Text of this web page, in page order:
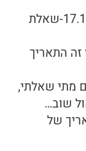
. למשל: 17.10-שאלת
התאריך
מתי שאלתי,
שוב…
של